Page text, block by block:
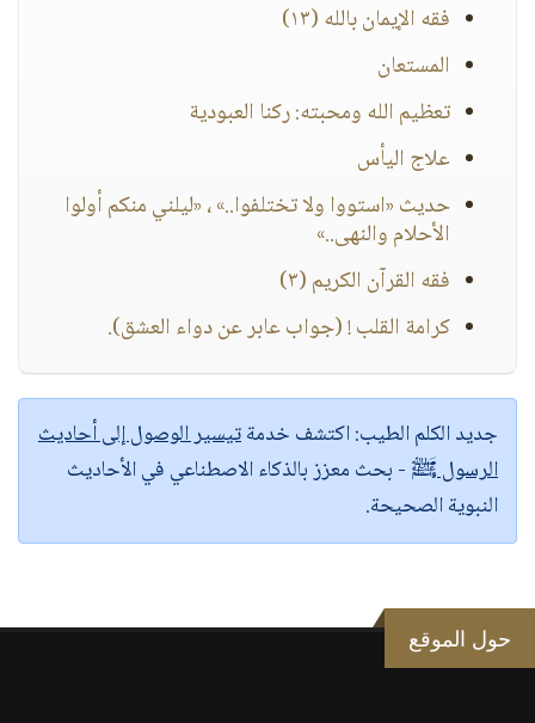
فقه الإيمان بالله (١٣)
المستعان
تعظيم الله ومحبته: ركنا العبودية
علاج اليأس
حديث «استووا ولا تختلفوا..» ، «ليلني منكم أولوا
الأحلام والنهى..»
فقه القرآن الكريم (٣)
كرامة القلب ! (جواب عابر عن دواء العشق).
جديد الكلم الطيب:اكتشف خدمةتيسير الوصول إلى أحاديث
الرسول ﷺ - بحث معزز بالذكاء الاصطناعي في الأحاديث
النبوية الصحيحة.
حول الموقع